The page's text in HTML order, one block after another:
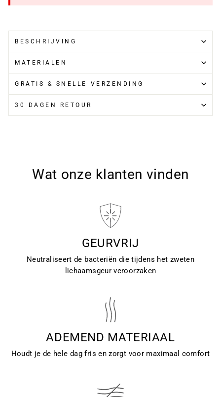
BESCHRIJVING
MATERIALEN
GRATIS & SNELLE VERZENDING
30 DAGEN RETOUR
Wat onze klanten vinden
GEURVRIJ
Neutraliseert de bacteriën die tijdens het zweten
lichaamsgeur veroorzaken
ADEMEND MATERIAAL
Houdt je de hele dag fris en zorgt voor maximaal comfort